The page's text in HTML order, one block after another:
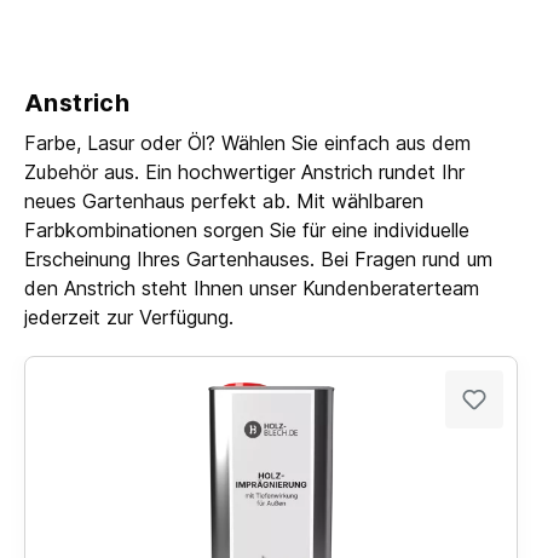
Anstrich
Farbe, Lasur oder Öl? Wählen Sie einfach aus dem
Zubehör aus. Ein hochwertiger Anstrich rundet Ihr
neues Gartenhaus perfekt ab. Mit wählbaren
Farbkombinationen sorgen Sie für eine individuelle
Erscheinung Ihres Gartenhauses. Bei Fragen rund um
den Anstrich steht Ihnen unser Kundenberaterteam
jederzeit zur Verfügung.